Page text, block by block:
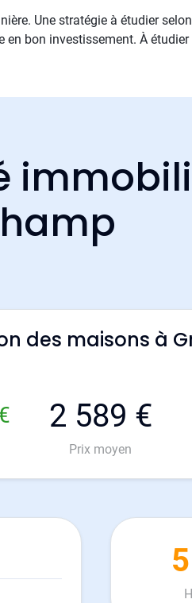
Une stratégie à étudier
bon investissement. À étudier
des maisons à
2 589 €
Prix moyen